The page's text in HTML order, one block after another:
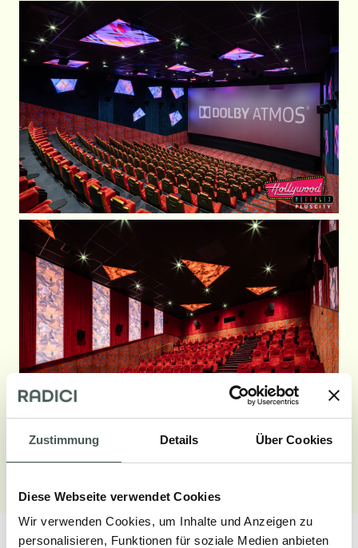
Zustimmung Details Über Cookies
Diese Webseite verwendet Cookies
Wir verwenden Cookies, um Inhalte und Anzeigen zu
personalisieren, Funktionen für soziale Medien anbieten
Galerie aufrufen